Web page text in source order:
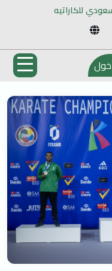
للكاراتيه